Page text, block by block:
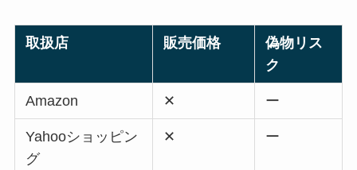
取扱店 販売価格
偽物リス
ク
Amazon ✕ ー
Yahooショッピン
グ
✕ ー